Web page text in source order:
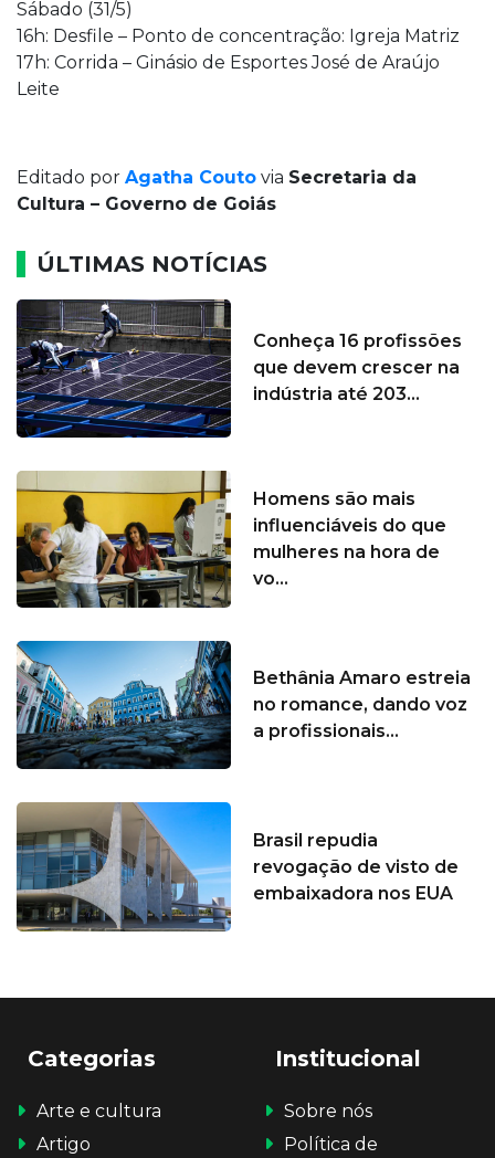
Sábado (31/5)
16h: Desfile – Ponto de concentração: Igreja Matriz
17h: Corrida – Ginásio de Esportes José de Araújo
Leite
Editado por Agatha Couto via Secretaria da
Cultura – Governo de Goiás
ÚLTIMAS NOTÍCIAS
Conheça 16 profissões
que devem crescer na
indústria até 203...
Homens são mais
influenciáveis do que
mulheres na hora de
vo...
Bethânia Amaro estreia
no romance, dando voz
a profissionais...
Brasil repudia
revogação de visto de
embaixadora nos EUA
Categorias
Arte e cultura
Artigo
Institucional
Sobre nós
Política de